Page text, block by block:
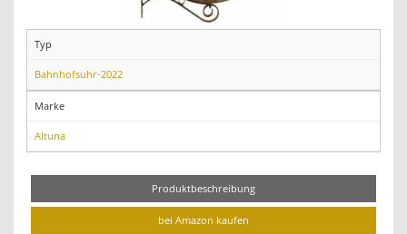
Typ
Bahnhofsuhr-2022
Marke
Altuna
Produktbeschreibung
bei Amazon kaufen